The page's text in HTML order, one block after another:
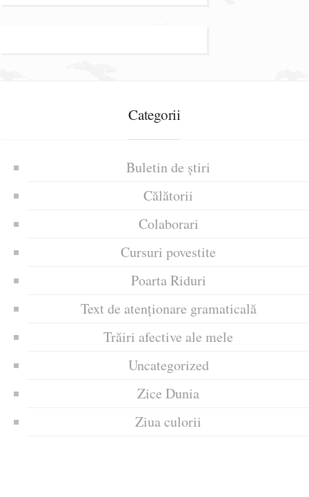
Categorii
Buletin de știri
Călătorii
Colaborari
Cursuri povestite
Poarta Riduri
Text de atenționare gramaticală
Trăiri afective ale mele
Uncategorized
Zice Dunia
Ziua culorii